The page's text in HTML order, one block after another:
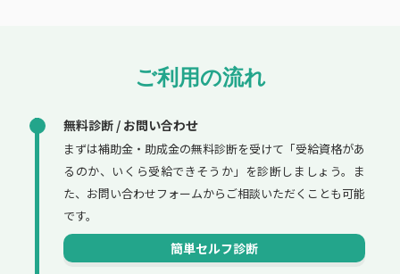
ご利用の流れ
無料診断 / お問い合わせ
まずは補助金・助成金の無料診断を受けて「受給資格があ
るのか、いくら受給できそうか」を診断しましょう。ま
た、お問い合わせフォームからご相談いただくことも可能
です。
簡単セルフ診断